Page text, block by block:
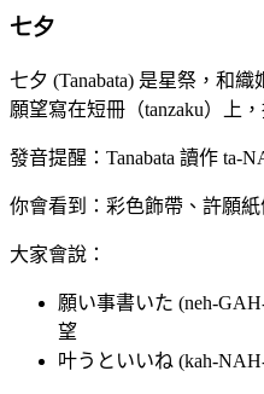
七夕
七夕 (Tanabata) 是星祭，和
願望寫在短冊（tanzaku）上
發音提醒：Tanabata 讀作 ta-
你會看到：彩色飾帶、許願
大家會說：
願い事書いた (neh-
望
叶うといいね (kah-